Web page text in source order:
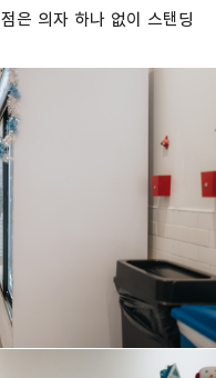
점은 의자 하나 없이 스탠딩